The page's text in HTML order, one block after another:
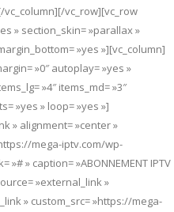
vc_column][/vc_row][vc_row
» section_skin= »parallax »
»yes »][vc_column]
»0″ autoplay= »yes »
»4″ items_md= »3″
»yes » loop= »yes »]
» alignment= »center »
mega-iptv.com/wp-
» caption= »ABONNEMENT IPTV
»external_link »
» custom_src= »https://mega-